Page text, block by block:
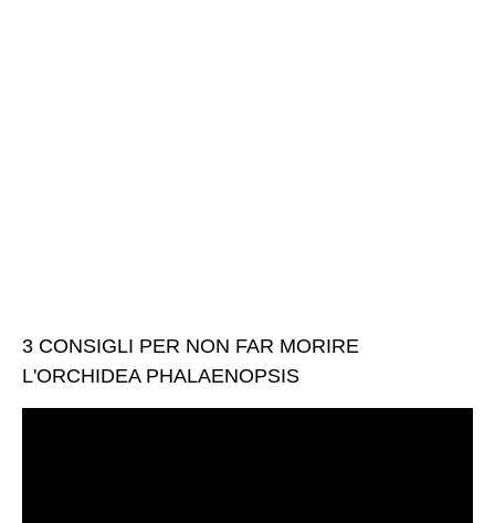
3 CONSIGLI PER NON FAR MORIRE
L'ORCHIDEA PHALAENOPSIS